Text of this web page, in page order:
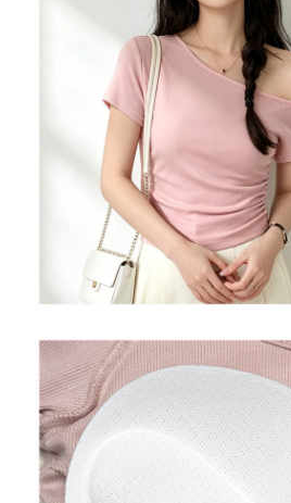
３．未成年的使用者請事先徵得法定代理人或
「AFTEE先享後付」，若未經同意申辦者引
４．使用「AFTEE先享後付」時，將依據個
時審查核予不同之上限額度；若仍有額度不
請求用戶進行身份認證。
５．嚴禁一人註冊多個帳號或使用他人資訊
恩沛科技股份有限公司將有權停止該用戶之使